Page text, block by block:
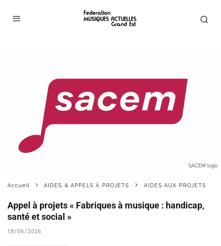
SACEM logo
Accueil AIDES & APPELS À PROJETS AIDES AUX PROJETS
Appel à projets « Fabriques à musique : handicap,
santé et social »
18/06/2026